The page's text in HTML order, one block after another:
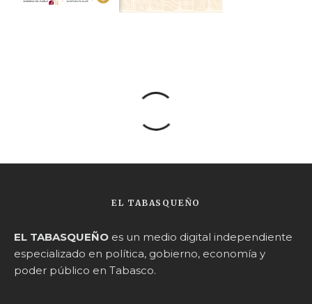
EL TABASQUEÑO
EL TABASQUEÑO es un medio digital independiente
especializado en política, gobierno, economía y
poder público en Tabasco.